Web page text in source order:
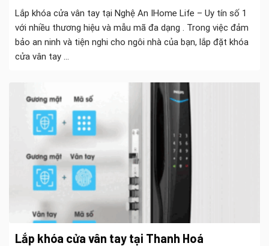
Lắp khóa cửa vân tay tại Nghệ An IHome Life – Uy tín số 1
với nhiều thương hiệu và mẫu mã đa dạng . Trong việc đảm
bảo an ninh và tiện nghi cho ngôi nhà của bạn, lắp đặt khóa
cửa vân tay ...
Lắp khóa cửa vân tay tại Thanh Hoá